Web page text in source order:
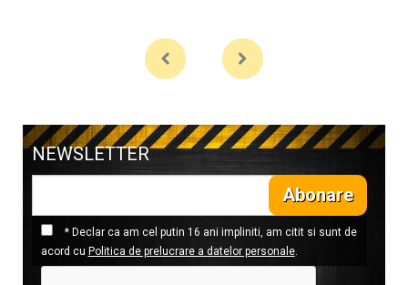
NEWSLETTER
Abonare
* Declar ca am cel putin 16 ani impliniti, am citit si sunt de
acord cu Politica de prelucrare a datelor personale.